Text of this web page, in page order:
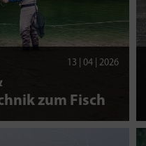
13 | 04 | 2026
zum Fisch